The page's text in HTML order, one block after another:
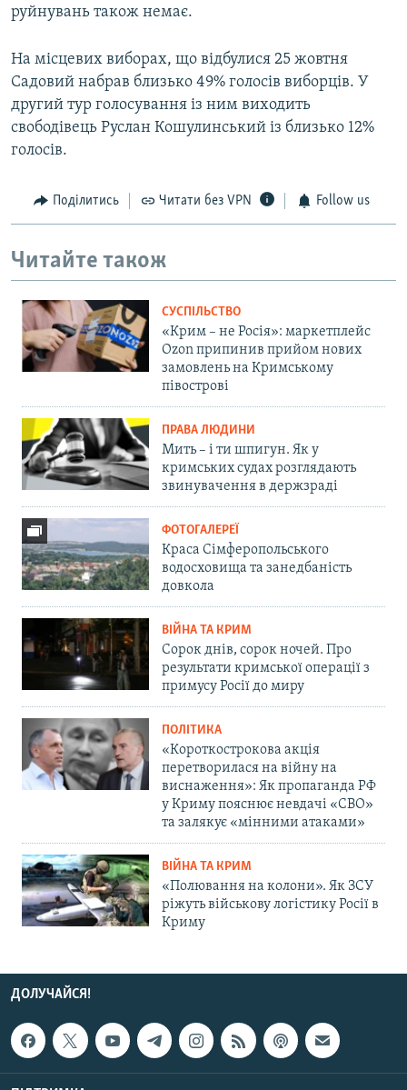
руйнувань також немає.
На місцевих виборах, що відбулися 25 жовтня
Садовий набрав близько 49% голосів виборців. У
другий тур голосування із ним виходить
свободівець Руслан Кошулинський із близько 12%
голосів.
Поділитись Читати без VPN Follow us
Читайте також
СУСПІЛЬСТВО
«Крим – не Росія»: маркетплейс
Ozon припинив прийом нових
замовлень на Кримському
півострові
ПРАВА ЛЮДИНИ
Мить – і ти шпигун. Як у
кримських судах розглядають
звинувачення в держзраді
ФОТОГАЛЕРЕЇ
Краса Сімферопольського
водосховища та занедбаність
довкола
ВІЙНА ТА КРИМ
Сорок днів, сорок ночей. Про
результати кримської операції з
примусу Росії до миру
ПОЛІТИКА
«Короткострокова акція
перетворилася на війну на
виснаження»: Як пропаганда РФ
у Криму пояснює невдачі «СВО»
та залякує «мінними атаками»
ВІЙНА ТА КРИМ
«Полювання на колони». Як ЗСУ
ріжуть військову логістику Росії в
Криму
ДОЛУЧАЙСЯ!